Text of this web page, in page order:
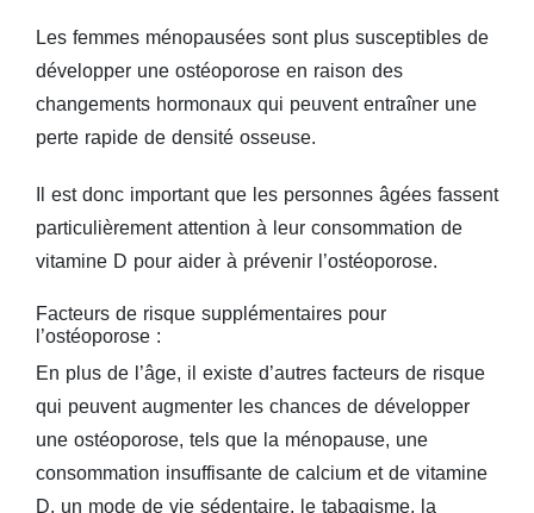
Les femmes ménopausées sont plus susceptibles de
développer une ostéoporose en raison des
changements hormonaux qui peuvent entraîner une
perte rapide de densité osseuse.
Il est donc important que les personnes âgées fassent
particulièrement attention à leur consommation de
vitamine D pour aider à prévenir l’ostéoporose.
Facteurs de risque supplémentaires pour
l’ostéoporose :
En plus de l’âge, il existe d’autres facteurs de risque
qui peuvent augmenter les chances de développer
une ostéoporose, tels que la ménopause, une
consommation insuffisante de calcium et de vitamine